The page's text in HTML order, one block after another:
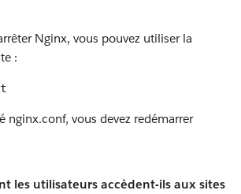
Nginx, vous pouvez utiliser la
:
nginx.conf, vous devez redémarrer
les utilisateurs accèdent-ils aux sites